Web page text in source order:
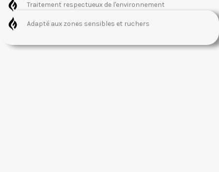
Traitement respectueux de l'environnement
Adapté aux zones sensibles et ruchers